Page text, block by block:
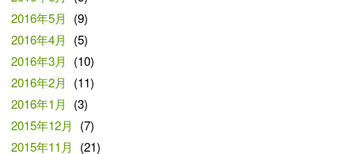
2016年5月
(9)
2016年4月
(5)
2016年3月
(10)
2016年2月
(11)
2016年1月
(3)
2015年12月
(7)
2015年11月
(21)